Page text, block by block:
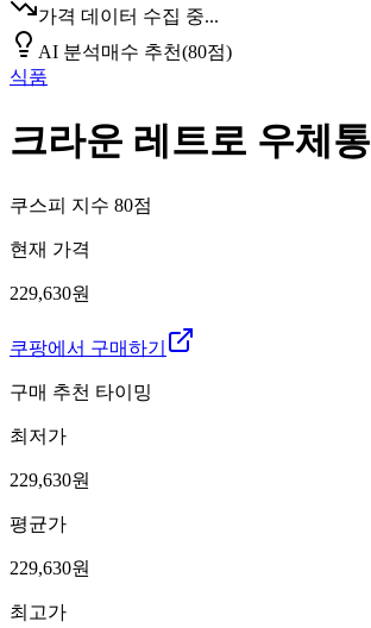
가격 데이터 수집 중...
AI 분석매수 추천(80점)
식품
크라운 레트로 우체통
쿠스피 지수 80점
현재 가격
229,630원
쿠팡에서 구매하기
구매 추천 타이밍
최저가
229,630원
평균가
229,630원
최고가